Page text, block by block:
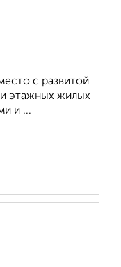
с развитой
этажных жилых
и ...